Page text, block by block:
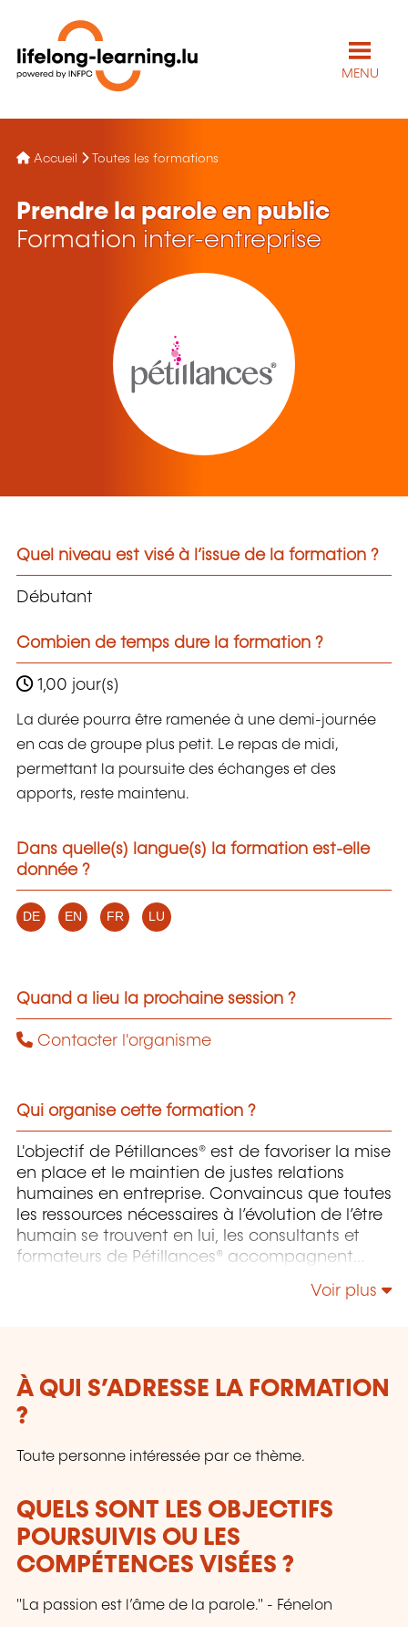
MENU
Accueil Toutes les formations
Prendre la parole en public
Formation inter-entreprise
Quel niveau est visé à l’issue de la formation ?
Débutant
Combien de temps dure la formation ?
1,00 jour(s)
La durée pourra être ramenée à une demi-journée
en cas de groupe plus petit. Le repas de midi,
permettant la poursuite des échanges et des
apports, reste maintenu.
Dans quelle(s) langue(s) la formation est-elle
donnée ?
DE EN FR LU
Quand a lieu la prochaine session ?
Contacter l'organisme
Qui organise cette formation ?
L'objectif de Pétillances® est de favoriser la mise
en place et le maintien de justes relations
humaines en entreprise. Convaincus que toutes
les ressources nécessaires à l’évolution de l’être
humain se trouvent en lui, les consultants et
formateurs de Pétillances® accompagnent
d’eux-mêmes pour révéler leurs compétences
Voir plus
À QUI S’ADRESSE LA FORMATION
?
Toute personne intéressée par ce thème.
QUELS SONT LES OBJECTIFS
POURSUIVIS OU LES
COMPÉTENCES VISÉES ?
"La passion est l’âme de la parole." - Fénelon